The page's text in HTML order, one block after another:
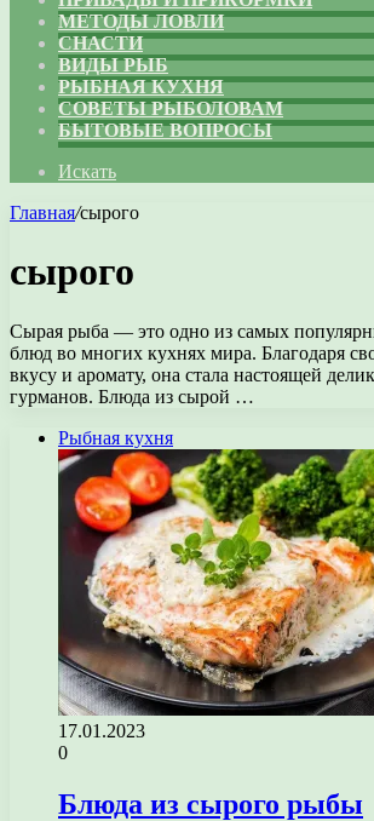
МЕТОДЫ ЛОВЛИ
СНАСТИ
ВИДЫ РЫБ
РЫБНАЯ КУХНЯ
СОВЕТЫ РЫБОЛОВАМ
БЫТОВЫЕ ВОПРОСЫ
Искать
Главная/сырого
сырого
Сырая рыба — это одно из самых
блюд во многих кухнях мира. Благодаря
вкусу и аромату, она стала настоящей
гурманов. Блюда из сырой …
Рыбная кухня
17.01.2023
0
Блюда из сырого рыбы